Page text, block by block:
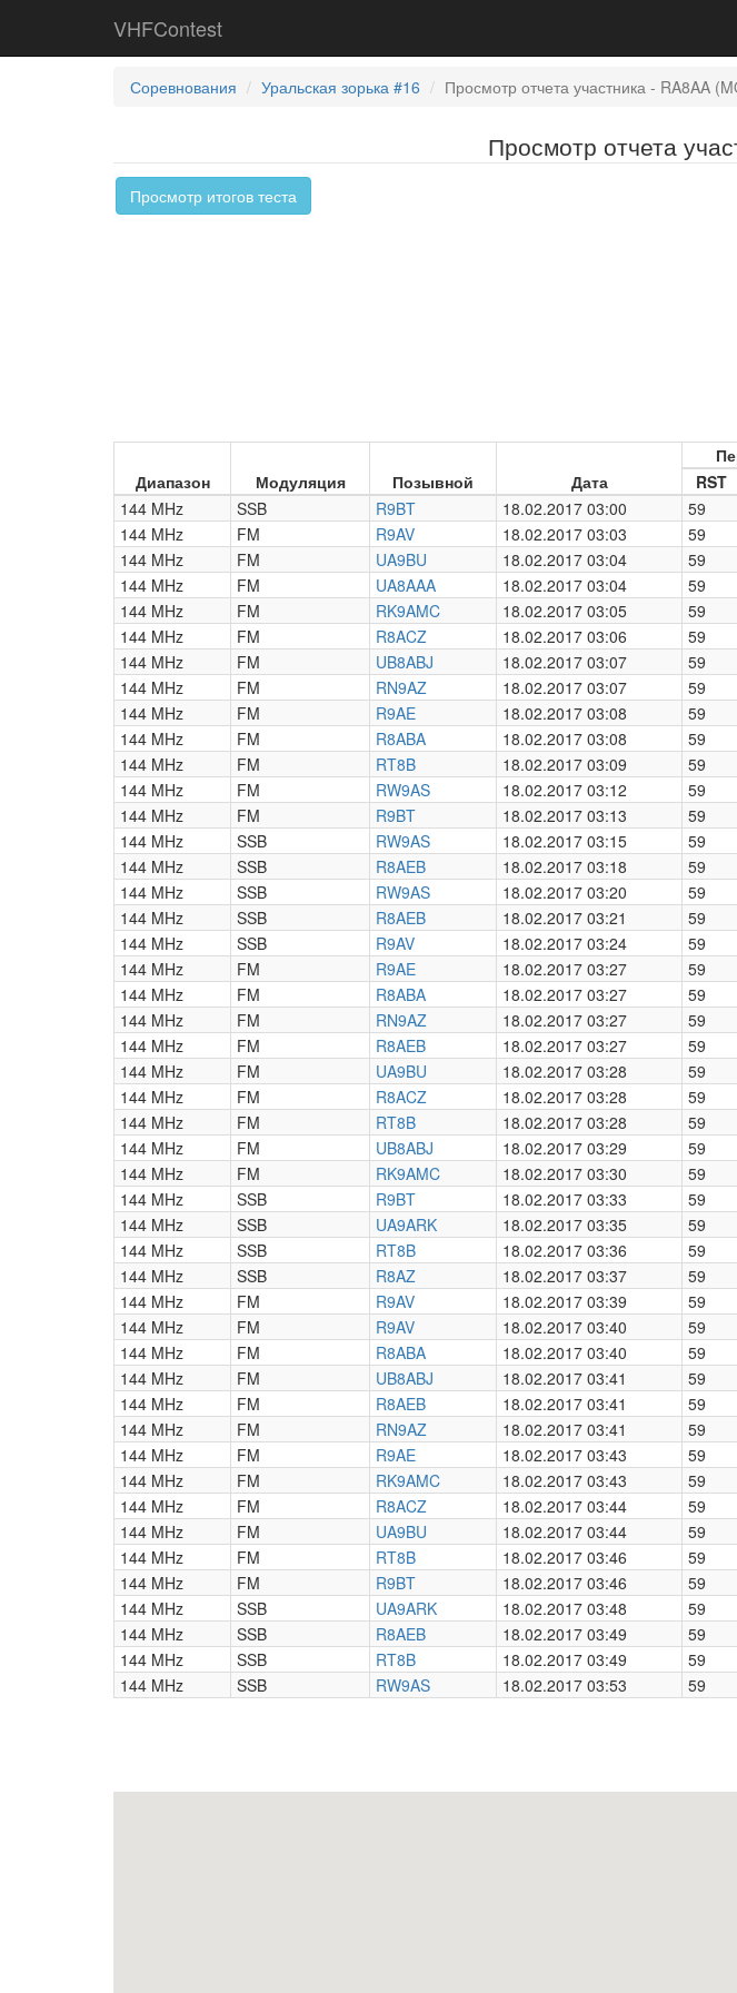
VHFContest
Соревнования Уральская зорька #16 Просмотр отчета участника - RA8AA
Просмотр отчета
Просмотр итогов теста
Диапазон Модуляция Позывной Дата RST
144 MHz
SSB R9BT 18.02.2017 03:00 59
144 MHz
FM R9AV 18.02.2017 03:03 59
144 MHz
FM UA9BU 18.02.2017 03:04 59
144 MHz
FM UA8AAA 18.02.2017 03:04 59
144 MHz
FM RK9AMC 18.02.2017 03:05 59
144 MHz
FM R8ACZ 18.02.2017 03:06 59
144 MHz
FM UB8ABJ 18.02.2017 03:07 59
144 MHz
FM RN9AZ 18.02.2017 03:07 59
144 MHz
FM R9AE 18.02.2017 03:08 59
144 MHz
FM R8ABA 18.02.2017 03:08 59
144 MHz
FM RT8B 18.02.2017 03:09 59
144 MHz
FM RW9AS 18.02.2017 03:12 59
144 MHz
FM R9BT 18.02.2017 03:13 59
144 MHz
SSB RW9AS 18.02.2017 03:15 59
144 MHz
SSB R8AEB 18.02.2017 03:18 59
144 MHz
SSB RW9AS 18.02.2017 03:20 59
144 MHz
SSB R8AEB 18.02.2017 03:21 59
144 MHz
SSB R9AV 18.02.2017 03:24 59
144 MHz
FM R9AE 18.02.2017 03:27 59
144 MHz
FM R8ABA 18.02.2017 03:27 59
144 MHz
FM RN9AZ 18.02.2017 03:27 59
144 MHz
FM R8AEB 18.02.2017 03:27 59
144 MHz
FM UA9BU 18.02.2017 03:28 59
144 MHz
FM R8ACZ 18.02.2017 03:28 59
144 MHz
FM RT8B 18.02.2017 03:28 59
144 MHz
FM UB8ABJ 18.02.2017 03:29 59
144 MHz
FM RK9AMC 18.02.2017 03:30 59
144 MHz
SSB R9BT 18.02.2017 03:33 59
144 MHz
SSB UA9ARK 18.02.2017 03:35 59
144 MHz
SSB RT8B 18.02.2017 03:36 59
144 MHz
SSB R8AZ 18.02.2017 03:37 59
144 MHz
FM R9AV 18.02.2017 03:39 59
144 MHz
FM R9AV 18.02.2017 03:40 59
144 MHz
FM R8ABA 18.02.2017 03:40 59
144 MHz
FM UB8ABJ 18.02.2017 03:41 59
144 MHz
FM R8AEB 18.02.2017 03:41 59
144 MHz
FM RN9AZ 18.02.2017 03:41 59
144 MHz
FM R9AE 18.02.2017 03:43 59
144 MHz
FM RK9AMC 18.02.2017 03:43 59
144 MHz
FM R8ACZ 18.02.2017 03:44 59
144 MHz
FM UA9BU 18.02.2017 03:44 59
144 MHz
FM RT8B 18.02.2017 03:46 59
144 MHz
FM R9BT 18.02.2017 03:46 59
144 MHz
SSB UA9ARK 18.02.2017 03:48 59
144 MHz
SSB R8AEB 18.02.2017 03:49 59
144 MHz
SSB RT8B 18.02.2017 03:49 59
144 MHz
SSB RW9AS 18.02.2017 03:53 59